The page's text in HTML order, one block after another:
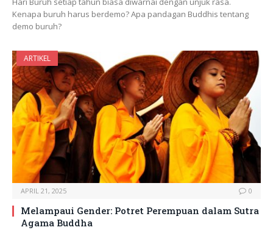
Kenapa buruh harus berdemo? Apa pandagan Buddhis tentang
demo buruh?
ARTIKEL
APRIL 21, 2025 0
Melampaui Gender: Potret Perempuan dalam Sutra
Agama Buddha